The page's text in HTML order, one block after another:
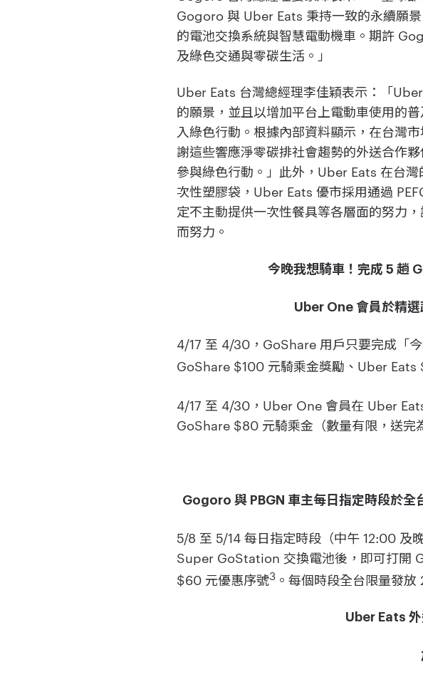
Gogoro 與 Uber Eats 秉持一致的永續願
的電池交換系統與智慧電動機車。期許
及綠色交通與零碳生活。」
Uber Eats ​​台灣總經理李佳穎表示：「
的願景，並且以增加平台上電動車使用的
入綠色行動。根據內部資料顯示，在台灣
謝這些響應淨零碳排社會趨勢的外送合作
參與綠色行動。」此外，Uber Eats 在台
次性塑膠袋，Uber Eats 優市採用通過
定不主動提供一次性餐具等各層面的努力
而努力。
今晚我想騎車！完成 5 趟
Uber One 會員於精
4/17 至 4/30，GoShare 用戶只要完成「
GoShare $100 元騎乘金獎勵、Uber
4/17 至 4/30，Uber One 會員在 Uber
GoShare $80 元騎乘金（數量有限，送完
Gogoro 與 PBGN 車主每日指定時段於
5/8 至 5/14 每日指定時段（中午 12:00 及
Super GoStation 交換電池後，即可打開
$60 元優惠序號3 。每個時段全台限量發
Uber Eats